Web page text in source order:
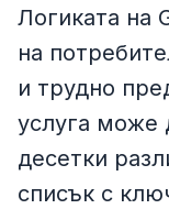
Логиката на
на
и трудно
услуга може
десетки
списък с